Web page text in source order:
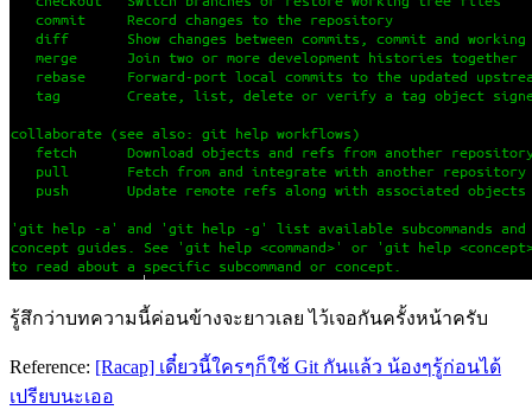
รู้สึกว่าบทความนี้ค่อนข้างจะยาวเลย ไว้เจอกันครั้งหน้าครับ
Reference: [Racap] เดี๋ยวนี้ใครๆก็ใช้ Git กันแล้ว น้องๆรู้ก่อนได้
เปรียบนะเออ